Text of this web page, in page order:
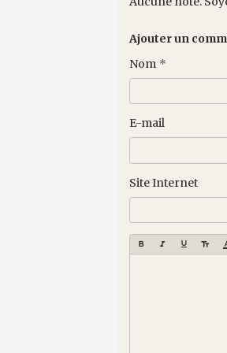
Ajouter un
Nom
E-mail
Site Internet